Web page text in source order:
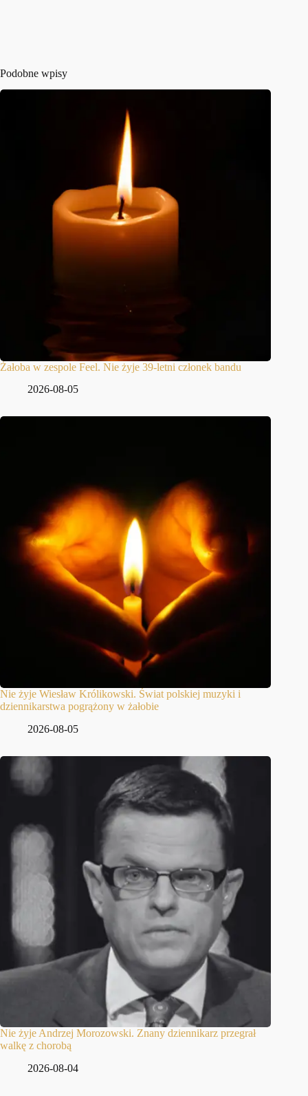
Podobne wpisy
Żałoba w zespole Feel. Nie żyje 39-letni członek bandu
2026-08-05
Nie żyje Wiesław Królikowski. Świat polskiej muzyki i
dziennikarstwa pogrążony w żałobie
2026-08-05
Nie żyje Andrzej Morozowski. Znany dziennikarz przegrał
walkę z chorobą
2026-08-04